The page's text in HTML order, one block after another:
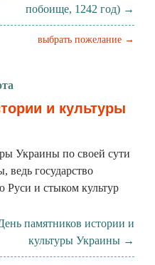
побоище, 1242 год) →
выбрать пожелание →
и культуры
Украины по своей сути
ведь государство
Руси и стыком культур
памятников истории и
культуры Украины →